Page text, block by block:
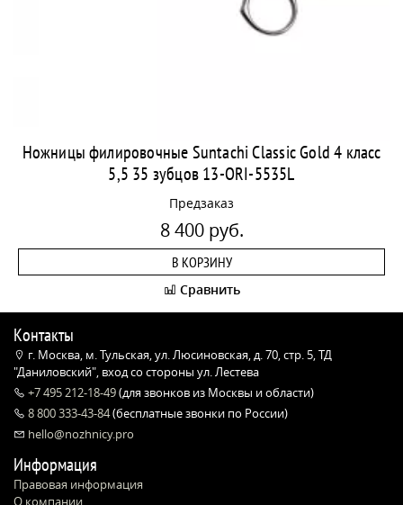
Ножницы филировочные Suntachi Classic Gold 4 класс
5,5 35 зубцов 13-ORI-5535L
Предзаказ
8 400 руб.
В КОРЗИНУ
Сравнить
Контакты
г. Москва, м. Тульская, ул. Люсиновская, д. 70, стр. 5, ТД
"Даниловский", вход со стороны ул. Лестева
+7 495 212-18-49(для звонков из Москвы и области)
8 800 333-43-84(бесплатные звонки по России)
hello@nozhnicy.pro
Информация
Правовая информация
О компании